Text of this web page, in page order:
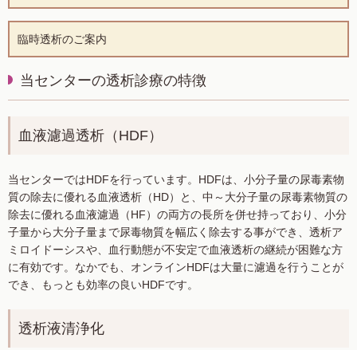
臨時透析のご案内
当センターの透析診療の特徴
血液濾過透析（HDF）
当センターではHDFを行っています。HDFは、小分子量の尿毒素物
質の除去に優れる血液透析（HD）と、中～大分子量の尿毒素物質の
除去に優れる血液濾過（HF）の両方の長所を併せ持っており、小分
子量から大分子量まで尿毒物質を幅広く除去する事ができ、透析ア
ミロイドーシスや、血行動態が不安定で血液透析の継続が困難な方
に有効です。なかでも、オンラインHDFは大量に濾過を行うことが
でき、もっとも効率の良いHDFです。
透析液清浄化